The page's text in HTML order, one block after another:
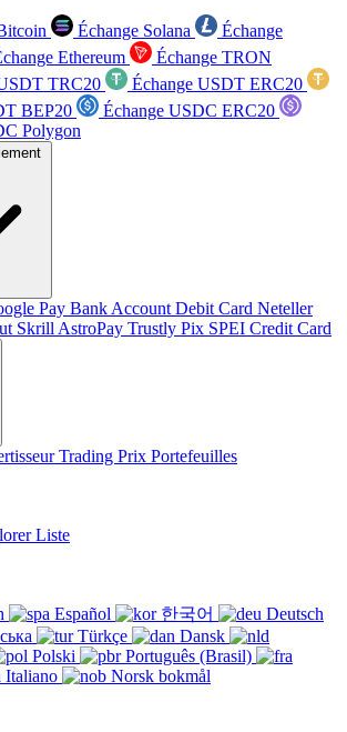
Échange Solana
Échange
Ethereum
Échange TRON
TRC20
Échange USDT ERC20
BEP20
Échange USDC ERC20
Polygon
Pay Bank Account Debit Card Neteller
Skrill AstroPay Trustly Pix SPEI Credit Card
Trading Prix Portefeuilles
Liste
Español 한국어
Deutsch
Türkçe
Dansk
Polski
Português (Brasil)
Italiano
Norsk bokmål